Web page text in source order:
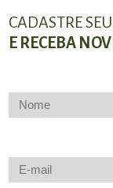
CADASTRE
E RECEBA